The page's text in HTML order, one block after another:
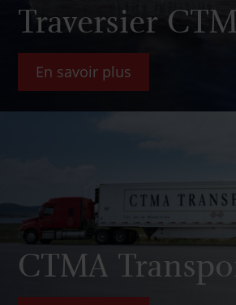
Traversier
En savoir plus
CTMA